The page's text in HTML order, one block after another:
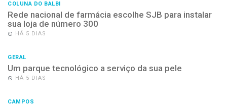
COLUNA DO BALBI
Rede nacional de farmácia escolhe SJB para instalar
sua loja de número 300
HÁ 5 DIAS
GERAL
Um parque tecnológico a serviço da sua pele
HÁ 5 DIAS
CAMPOS